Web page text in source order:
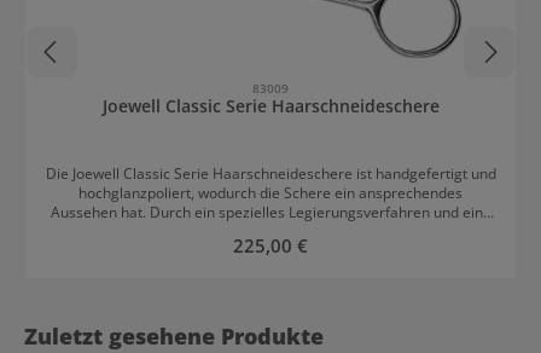
83009
Joewell Classic Serie Haarschneideschere
Die Joewell Classic Serie Haarschneideschere ist handgefertigt und
hochglanzpoliert, wodurch die Schere ein ansprechendes
Aussehen hat. Durch ein spezielles Legierungsverfahren und eine
wurde die hochwertige Schere perfektioniert. Dieses Verfahren
Regulärer Preis:
225,00 €
Zuletzt gesehene Produkte